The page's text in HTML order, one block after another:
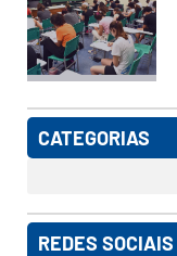
CATEGORIAS
REDES SOCIAIS